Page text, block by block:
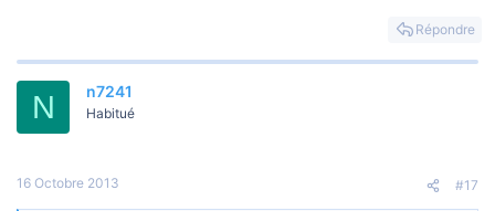
Répondre
N n7241
Habitué
16 Octobre 2013 #17